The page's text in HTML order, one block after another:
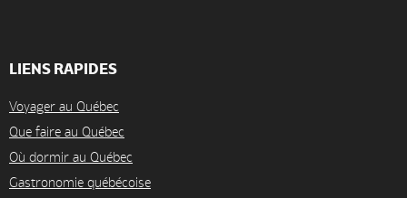
LIENS RAPIDES
Voyager au Québec
Que faire au Québec
Où dormir au Québec
Gastronomie québécoise